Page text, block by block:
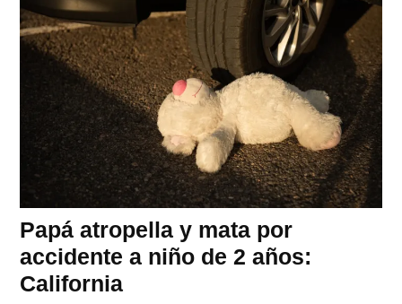
Papá atropella y mata por
accidente a niño de 2 años:
California